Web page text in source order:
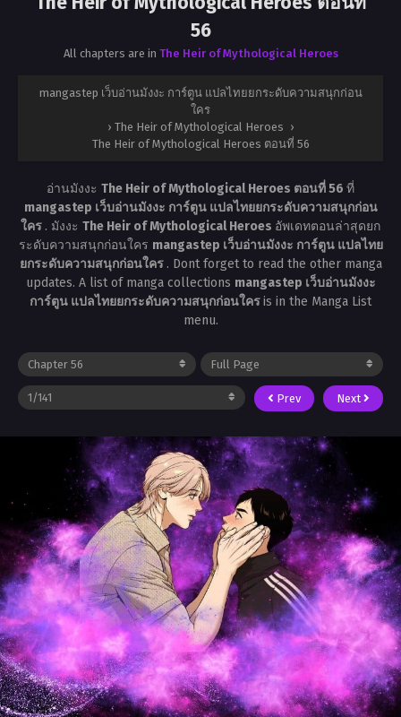
56
All chapters are in The Heir of Mythological Heroes
mangastep เว็บอ่านมังงะ การ์ตูน แปลไทยยกระดับความสนุกก่อน
ใคร
› The Heir of Mythological Heroes ›
The Heir of Mythological Heroes ตอนที่ 56
อ่านมังงะ The Heir of Mythological Heroes ตอนที่ 56 ที่
mangastep เว็บอ่านมังงะ การ์ตูน แปลไทยยกระดับความสนุกก่อน
ใคร . มังงะ The Heir of Mythological Heroes อัพเดทตอนล่าสุดยก
ระดับความสนุกก่อนใคร mangastep เว็บอ่านมังงะ การ์ตูน แปลไทย
ยกระดับความสนุกก่อนใคร . Dont forget to read the other manga
updates. A list of manga collections mangastep เว็บอ่านมังงะ
การ์ตูน แปลไทยยกระดับความสนุกก่อนใครis in the Manga List
menu.
Prev Next